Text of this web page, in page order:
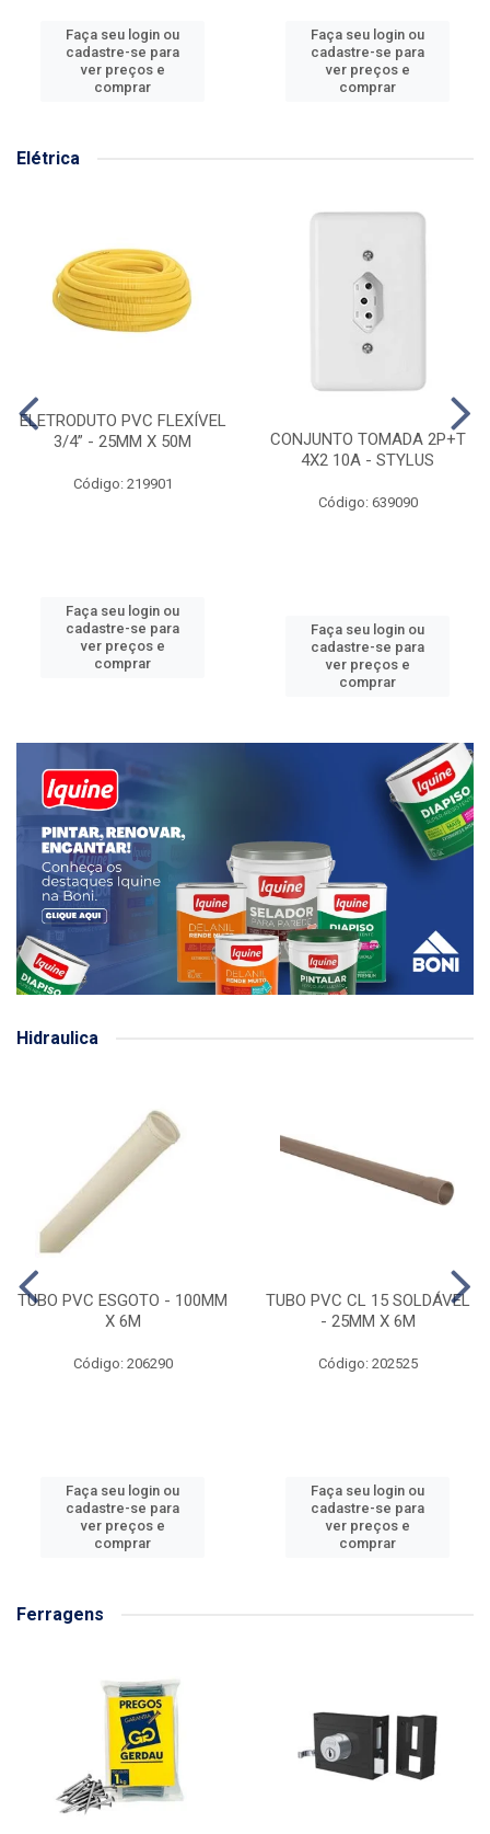
Faça seu login ou
cadastre-se para
ver preços e
comprar
Faça seu login ou
cadastre-se para
ver preços e
comprar
Elétrica
ELETRODUTO PVC FLEXÍVEL
3/4” - 25MM X 50M
Código: 219901
Faça seu login ou
cadastre-se para
ver preços e
comprar
CONJUNTO TOMADA 2P+T
4X2 10A - STYLUS
Código: 639090
Faça seu login ou
cadastre-se para
ver preços e
comprar
Hidraulica
TUBO PVC ESGOTO - 100MM
X 6M
Código: 206290
Faça seu login ou
cadastre-se para
ver preços e
comprar
TUBO PVC CL 15 SOLDÁVEL
- 25MM X 6M
Código: 202525
Faça seu login ou
cadastre-se para
ver preços e
comprar
Ferragens